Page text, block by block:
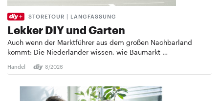
STORETOUR | LANGFASSUNG
Lekker DIY und Garten
Auch wenn der Marktführer aus dem großen Nachbarland
kommt: Die Niederländer wissen, wie Baumarkt …
Handel 8/2026